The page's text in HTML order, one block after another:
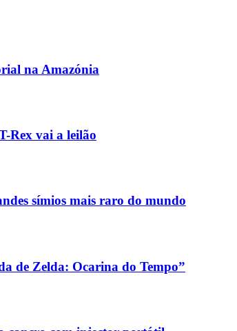
na Amazónia
Rex vai a leilão
símios mais raro do mundo
de Zelda: Ocarina do Tempo”